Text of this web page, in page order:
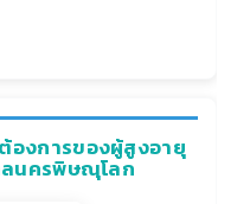
องการของผู้สูงอายุ
ลนครพิษณุโลก